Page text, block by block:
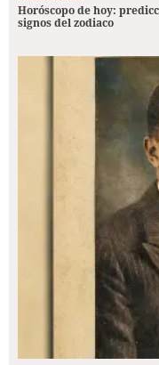
Horóscopo de hoy:
signos del zodiaco